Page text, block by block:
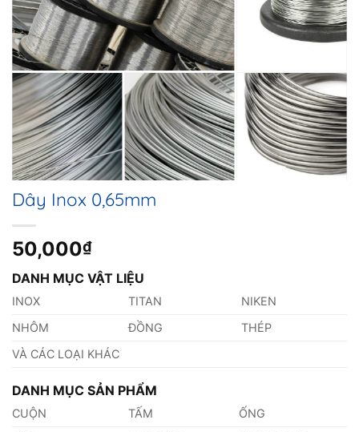
Dây Inox 0,65mm
50,000₫
DANH MỤC VẬT LIỆU
INOX TITAN
NIKEN
NHÔM
ĐỒNG
THÉP
VÀ CÁC LOẠI KHÁC
DANH MỤC SẢN PHẨM
CUỘN TẤM
ỐNG